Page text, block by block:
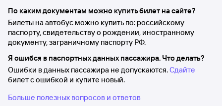
По каким документам можно купить билет на сайте?
Билеты на автобус можно купить по: российскому
паспорту, свидетельству о рождении, иностранному
документу, заграничному паспорту РФ.
Я ошибся в паспортных данных пассажира. Что делать?
Ошибки в данных пассажира не допускаются.Сдайте
билет с ошибкой и купите новый.
Больше полезных вопросов и ответов